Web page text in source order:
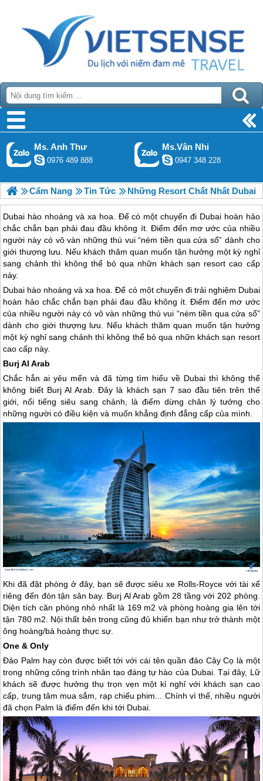
Ms. Anh Thư
0976 489 888
Ms.Vân Nhi
0947 348 228
Cẩm Nang Tin Tức Những Resort Chất Nhất Dubai
Dubai hào nhoáng và xa hoa. Để có một chuyến đi Dubai hoàn hảo
chắc chắn bạn phải đau đầu không ít. Điểm đến mơ ước của nhiều
người này có vô vàn những thú vui “ném tiền qua cửa sổ” dành cho
giới thượng lưu. Nếu khách thăm quan muốn tận hưởng một kỳ nghỉ
sang chảnh thì không thể bỏ qua nhữn khách sạn resort cao cấp
này.
Dubai hào nhoáng và xa hoa. Để có một chuyến đi trải nghiệm Dubai
hoàn hảo chắc chắn bạn phải đau đầu không ít. Điểm đến mơ ước
của nhiều người này có vô vàn những thú vui “ném tiền qua cửa sổ”
dành cho giới thượng lưu. Nếu khách thăm quan muốn tận hưởng
một kỳ nghỉ sang chảnh thì không thể bỏ qua nhữn khách sạn resort
cao cấp này.
Burj Al Arab
Chắc hẳn ai yêu mến và đã từng tìm hiểu về Dubaithì không thể
không biết Burj Al Arab. Đây là khách sạn 7 sao đầu tiên trên thế
giới, nổi tiếng siêu sang chảnh, là điểm dừng chân lý tưởng cho
những người có điều kiện và muốn khẳng định đẳng cấp của mình.
Khi đã đặt phòng ở đây, bạn sẽ được siêu xe Rolls-Royce với tài xế
riêng đến đón tận sân bay. Burj Al Arab gồm 28 tầng với 202 phòng.
Diện tích căn phòng nhỏ nhất là 169 m2 và phòng hoàng gia lên tới
tận 780 m2. Nội thất bên trong cũng đủ khiến bạn như trở thành một
ông hoàng/bà hoàng thực sự.
One & Only
Đảo Palm hay còn được biết tới với cái tên quần đảo Cây Cọ là một
trong những công trình nhân tạo đáng tự hào của Dubai. Tại đây, Lữ
khách sẽ được hưởng thụ trọn vẹn một kỉ nghỉ với khách sạn cao
cấp, trung tâm mua sắm, rạp chiếu phim... Chính vì thế, nhiều người
đã chọn Palm là điểm đến khi tới Dubai